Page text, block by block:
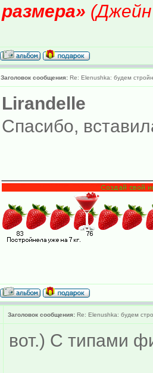
размера»
Заголовок сообщения: Re: Elenushka: будем
Lirandelle
Спасибо,
Заголовок сообщения: Re: Elenushka: будем
вот.) С типами